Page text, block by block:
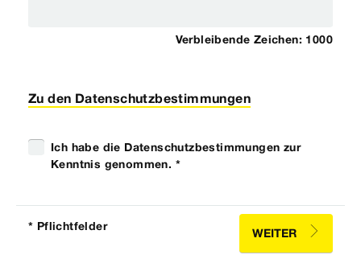
Verbleibende Zeichen: 1000
Zu den Datenschutzbestimmungen
Ich habe die Datenschutzbestimmungen zur
Kenntnis genommen. *
* Pflichtfelder
WEITER